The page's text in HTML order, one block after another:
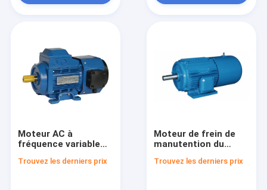
Moteur AC à
fréquence variable
kW
Trouvez les derniers prix
Moteur de frein de
manutention du
0,2-1,5 kW – Série
Trouvez les derniers prix